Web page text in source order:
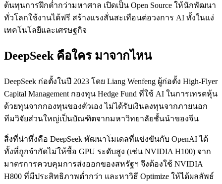
ต้นทุนการฝึกต่ำกว่ามหาศาล เปิดเป็น Open Source ให้นักพัฒนา
ทั่วโลกใช้งานได้ฟรี สร้างแรงสั่นสะเทือนต่อวงการ AI ทั้งในแง่
เทคโนโลยีและเศรษฐกิจ
DeepSeek คือใคร มาจากไหน
DeepSeek ก่อตั้งในปี 2023 โดย Liang Wenfeng ผู้ก่อตั้ง High-Flyer
Capital Management กองทุน Hedge Fund ที่ใช้ AI ในการเทรดหุ้น
ด้วยทุนจากกองทุนของตัวเอง ไม่ได้รับเงินลงทุนจากภายนอก
ทีมวิจัยส่วนใหญ่เป็นบัณฑิตจากมหาวิทยาลัยชั้นนำของจีน
สิ่งที่น่าทึ่งคือ DeepSeek พัฒนาโมเดลที่แข่งขันกับ OpenAI ได้
ทั้งที่ถูกจำกัดไม่ให้ซื้อ GPU ระดับสูง (เช่น NVIDIA H100) จาก
มาตรการควบคุมการส่งออกของสหรัฐฯ จึงต้องใช้ NVIDIA
H800 ที่มีประสิทธิภาพต่ำกว่า และหาวิธี Optimize ให้ได้ผลลัพธ์